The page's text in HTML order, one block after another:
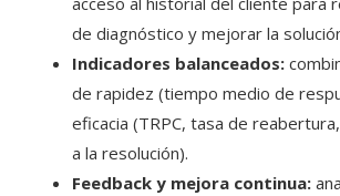
de diagnóstico y mejorar la
Indicadores balanceados:
de rapidez (tiempo medio de
eficacia (TRPC, tasa de
a la resolución).
Feedback y mejora continua: